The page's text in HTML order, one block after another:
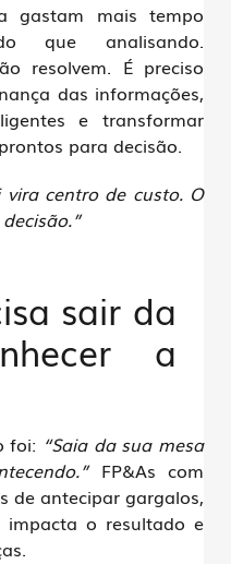
gastam mais tempo
que analisando.
resolvem. É preciso
das informações,
e transformar
para decisão.
vira centro de custo. O
sair da
a
foi: “Saia da sua mesa
FP&As com
de antecipar gargalos,
impacta o resultado e
.